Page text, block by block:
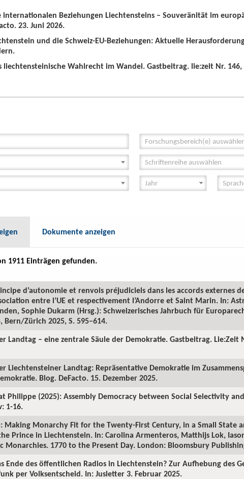
internationalen Beziehungen Liechtensteins – Souveränität im
23. Juni 2026.
und die Schweiz-EU-Beziehungen: Aktuelle
liechtensteinische Wahlrecht im Wandel. Gastbeitrag. lie:zeit Nr. 146,
Forschungsbereich(e)
Schriftenreihe auswählen
Dokumente anzeigen
1911 Einträgen gefunden.
d’autonomie et renvois préjudiciels dans les accords externes
entre l’UE et respectivement l’Andorre et Saint Marin. In:
Sophie Dukarm (Hrsg.): Schweizerisches Jahrbuch für
Zürich 2025, S. 595–614.
Landtag – eine zentrale Säule der Demokratie. Gastbeitrag. Lie:Zeit
Liechtensteiner Landtag: Repräsentative Demokratie im
Blog. DeFacto. 15. Dezember 2025.
Philippe (2025): Assembly Democracy between Social Selectivity
1-16.
Making Monarchy Fit for the Twenty-First Century, in a Small State
Prince in Liechtenstein. In: Carolina Armenteros, Matthijs Lok,
1770 to the Present Day. London: Bloomsbury
Ende des öffentlichen Radios in Liechtenstein? Zur Aufhebung des
per Volksentscheid. In: Jusletter 3. Februar 2025.